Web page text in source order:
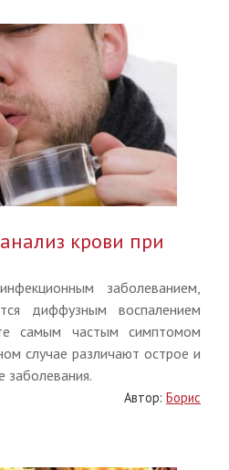
крови при
заболеванием,
диффузным воспалением
самым частым симптомом
случае различают острое и
заболевания.
Автор: Борис